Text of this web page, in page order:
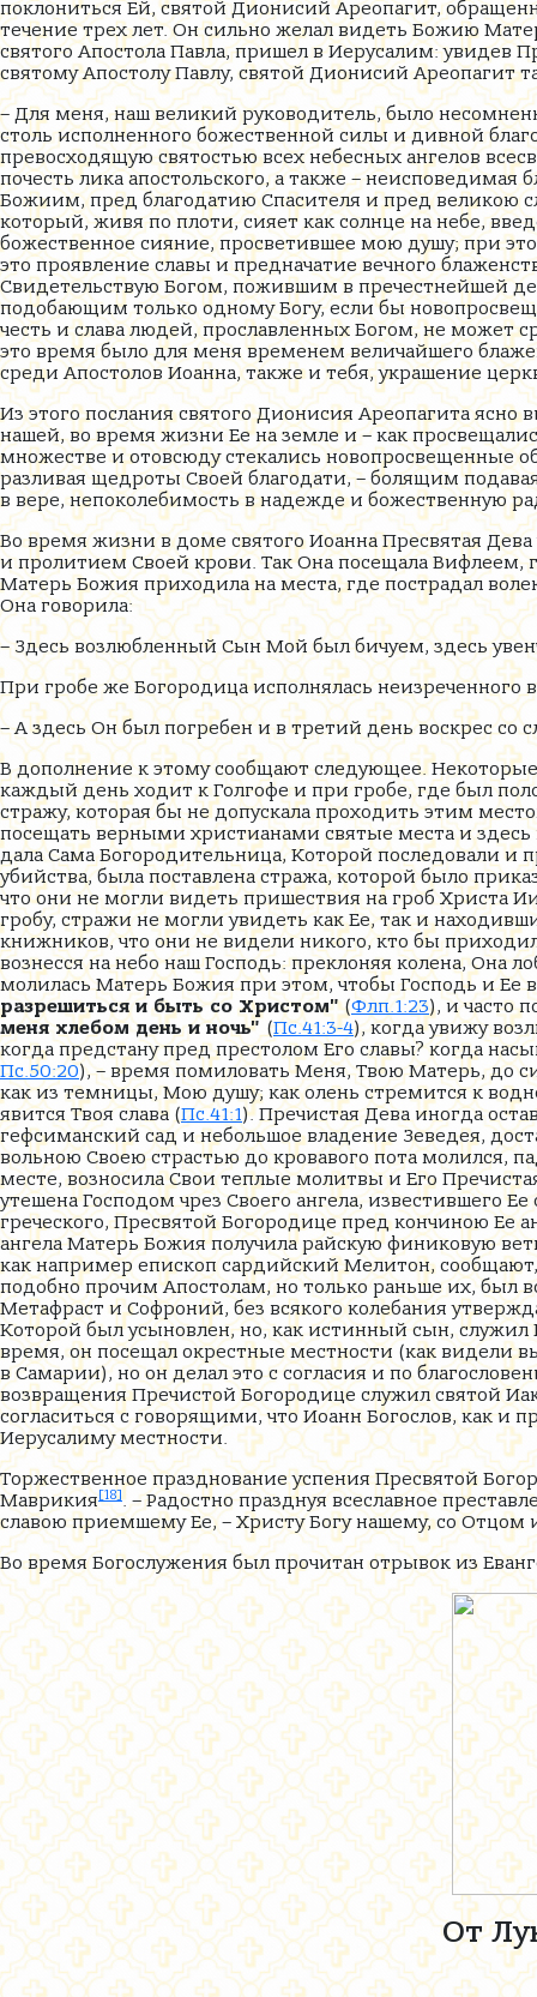
поклониться Ей, святой Дионисий Ареопагит,
течение трех лет. Он сильно желал видеть Божию
святого Апостола Павла, пришел в Иерусалим: увидев
святому Апостолу Павлу, святой Дионисий Ареопагит
– Для меня, наш великий руководитель, было
столь исполненного божественной силы и дивной
превосходящую святостью всех небесных ангелов
почесть лика апостольского, а также –
Божиим, пред благодатию Спасителя и пред великою
который, живя по плоти, сияет как солнце на небе,
божественное сияние, просветившее мою душу; при
это проявление славы и предначатие вечного
Свидетельствую Богом, пожившим в пречестнейшей
подобающим только одному Богу, если бы
честь и слава людей, прославленных Богом, не может
это время было для меня временем величайшего
среди Апостолов Иоанна, также и тебя, украшение
Из этого послания святого Дионисия Ареопагита
нашей, во время жизни Ее на земле и – как
множестве и отовсюду стекались новопросвещенные
разливая щедроты Своей благодати, – болящим
в вере, непоколебимость в надежде и божественную
Во время жизни в доме святого Иоанна Пресвятая
и пролитием Своей крови. Так Она посещала Вифлеем,
Матерь Божия приходила на места, где пострадал
Она говорила:
– Здесь возлюбленный Сын Мой был бичуем, здесь
При гробе же Богородица исполнялась неизреченного
– А здесь Он был погребен и в третий день воскрес со
В дополнение к этому сообщают следующее.
каждый день ходит к Голгофе и при гробе, где был
стражу, которая бы не допускала проходить этим
посещать верными христианами святые места и
дала Сама Богородительница, Которой последовали
убийства, была поставлена стража, которой было
что они не могли видеть пришествия на гроб Христа
гробу, стражи не могли увидеть как Ее, так и
книжников, что они не видели никого, кто бы
вознесся на небо наш Господь: преклоняя колена, Она
молилась Матерь Божия при этом, чтобы Господь и Ее
разрешиться и быть со Христом"(Флп.1:23), и часто
меня хлебом день и ночь" (Пс.41:3-4), когда увижу
когда предстану пред престолом Его славы? когда
Пс.50:20), – время помиловать Меня, Твою Матерь, до
как из темницы, Мою душу; как олень стремится к
явится Твоя слава (Пс.41:1). Пречистая Дева иногда
гефсиманский сад и небольшое владение Зеведея,
вольною Своею страстью до кровавого пота молился,
месте, возносила Свои теплые молитвы и Его
утешена Господом чрез Своего ангела, известившего
греческого, Пресвятой Богородице пред кончиною Ее
ангела Матерь Божия получила райскую финиковую
как например епископ сардийский Мелитон,
подобно прочим Апостолам, но только раньше их,
Метафраст и Софроний, без всякого колебания
Которой был усыновлен, но, как истинный сын, служил
время, он посещал окрестные местности (как видели
в Самарии), но он делал это с согласия и по
возвращения Пречистой Богородице служил святой
согласиться с говорящими, что Иоанн Богослов, как
Иерусалиму местности.
Торжественное празднование успения Пресвятой
Маврикия[18]. – Радостно празднуя всеславное
славою приемшему Ее, – Христу Богу нашему, со
Во время Богослужения был прочитан отрывок из
От